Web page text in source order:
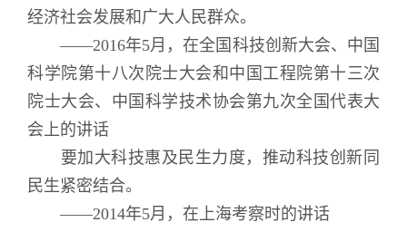
经济社会发展和广大人民群众。
——2016年5月，在全国科技创新大会、中国
科学院第十八次院士大会和中国工程院第十三次
院士大会、中国科学技术协会第九次全国代表大
会上的讲话
要加大科技惠及民生力度，推动科技创新同
民生紧密结合。
——2014年5月，在上海考察时的讲话